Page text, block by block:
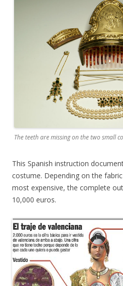
The teeth are missing on the two small
This Spanish instruction
costume. Depending on the
most expensive, the complete
10,000 euros.